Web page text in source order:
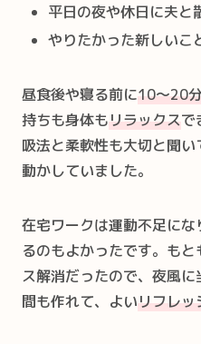
平日の夜や休日に夫と
やりたかった新しいこ
昼食後や寝る前に10～20
持ちも身体もリラックスで
吸法と柔軟性も大切と聞
動かしていました。
在宅ワークは運動不足に
るのもよかったです。も
ス解消だったので、夜風
間も作れて、よいリフレッ